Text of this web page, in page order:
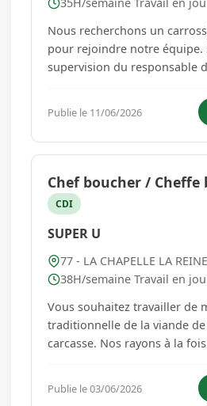
Nous recherchons un
pour rejoindre notre équipe.
supervision du responsable
des carrosseries de véhicules.
principales : Réparation des carrosseries
endommagées (tôlerie,
Publie le 11/06/2026
Chef boucher / Cheffe
CDI
SUPER U
77 - LA CHAPELLE LA REINE
38H/semaine Travail en
Vous souhaitez travailler de
traditionnelle de la viande
carcasse. Nos rayons à la
côté commerçant par la
clientèle. Profil de poste : Professionnel (le) de
Publie le 03/06/2026